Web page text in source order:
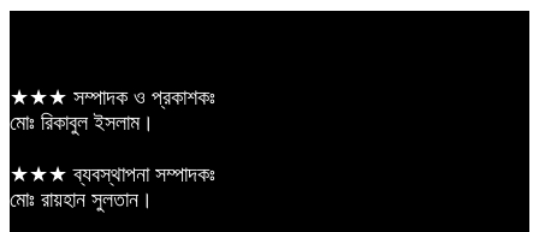
★★★ সম্পাদক ও প্রকাশকঃ
মোঃ রিকাবুল ইসলাম।
★★★ ব্যবস্থাপনা সম্পাদকঃ
মোঃ রায়হান সুলতান।